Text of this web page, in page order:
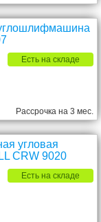
Есть на складе
Рассрочка на 3 мес.
угловая
CRW 9020
Есть на складе